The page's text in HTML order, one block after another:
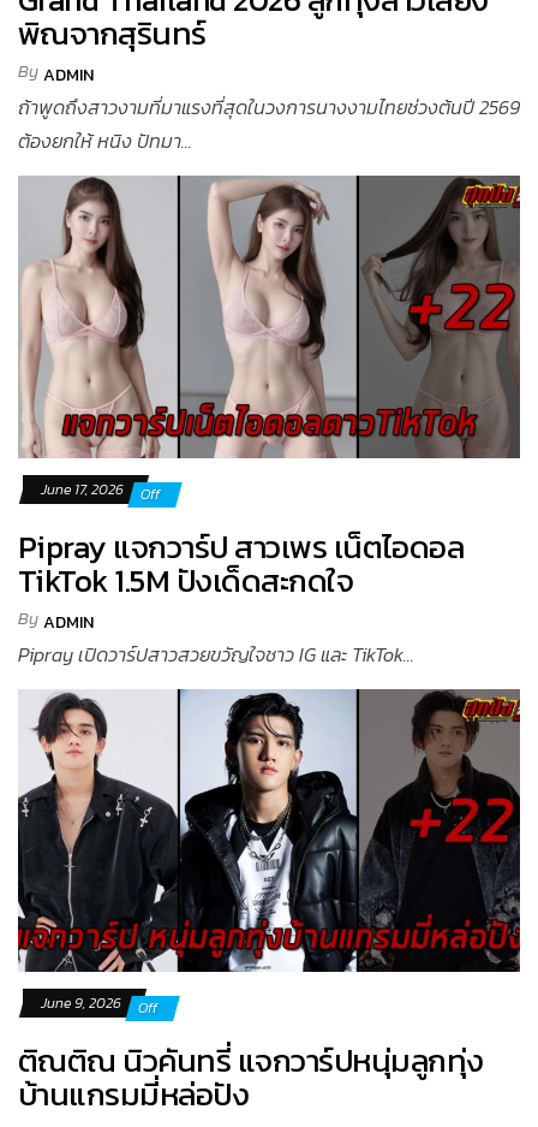
พิณจากสุรินทร์
ByADMIN
ถ้าพูดถึงสาวงามที่มาแรงที่สุดในวงการนางงามไทยช่วงต้นปี 2569
ต้องยกให้ หนิง ปัทมา...
June 17, 2026 Off
Pipray แจกวาร์ป สาวเพร เน็ตไอดอล
TikTok 1.5M ปังเด็ดสะกดใจ
ByADMIN
Pipray เปิดวาร์ปสาวสวยขวัญใจชาว IG และ TikTok...
June 9, 2026 Off
ติณติณ นิวคันทรี่ แจกวาร์ปหนุ่มลูกทุ่ง
บ้านแกรมมี่หล่อปัง